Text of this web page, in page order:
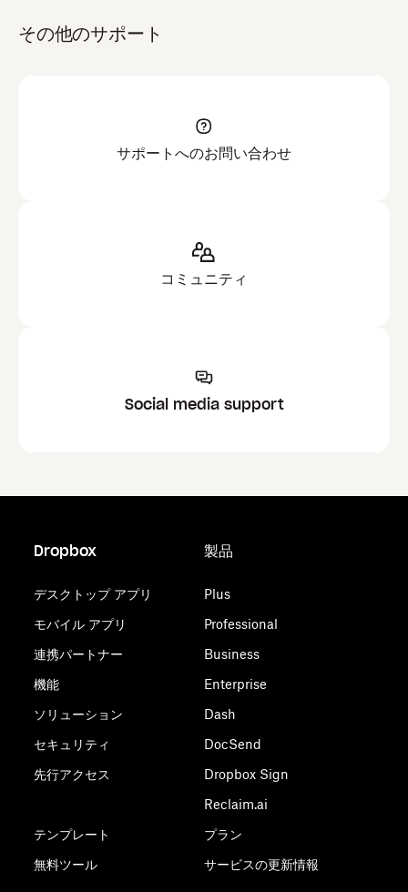
その他のサポート
サポートへのお問い合わせ
コミュニティ
Social media support
Dropbox
デスクトップ アプリ
モバイル アプリ
連携パートナー
機能
ソリューション
セキュリティ
先行アクセス
テンプレート
無料ツール
製品
Plus
Professional
Business
Enterprise
Dash
DocSend
Dropbox Sign
Reclaim.ai
プラン
サービスの更新情報